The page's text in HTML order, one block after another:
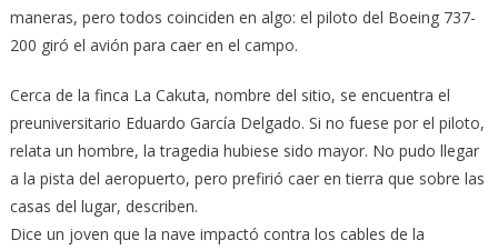
maneras, pero todos coinciden en algo: el piloto del Boeing 737-
200 giró el avión para caer en el campo.
Cerca de la finca La Cakuta, nombre del sitio, se encuentra el
preuniversitario Eduardo García Delgado. Si no fuese por el piloto,
relata un hombre, la tragedia hubiese sido mayor. No pudo llegar
a la pista del aeropuerto, pero prefirió caer en tierra que sobre las
casas del lugar, describen.
Dice un joven que la nave impactó contra los cables de la